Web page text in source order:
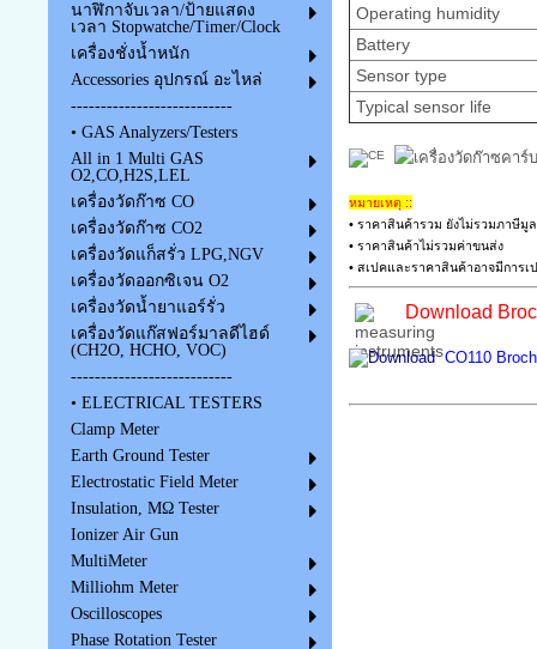
นาฬิกาจับเวลา/ป้ายแสดง
เวลา Stopwatche/Timer/Clock
เครื่องชั่งน้ำหนัก
Accessories อุปกรณ์ อะไหล่
---------------------------
• GAS Analyzers/Testers
All in 1 Multi GAS
O2,CO,H2S,LEL
เครื่องวัดก๊าซ CO
เครื่องวัดก๊าซ CO2
เครื่องวัดแก็สรั่ว LPG,NGV
เครื่องวัดออกซิเจน O2
เครื่องวัดน้ำยาแอร์รั่ว
เครื่องวัดแก๊สฟอร์มาลดีไฮด์
(CH2O, HCHO, VOC)
---------------------------
• ELECTRICAL TESTERS
Clamp Meter
Earth Ground Tester
Electrostatic Field Meter
Insulation, MΩ Tester
Ionizer Air Gun
MultiMeter
Milliohm Meter
Oscilloscopes
Phase Rotation Tester
Operating humidity
Battery
Sensor type
Typical sensor life
หมายเหตุ ::
• ราคาสินค้ารวม ยังไม่รวมภาษีมู
• ราคาสินค้าไม่รวมค่าขนส่ง
• สเปคและราคาสินค้าอาจมีการ
Download
CO110